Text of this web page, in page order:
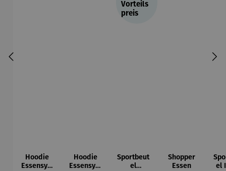
Hoodie
Essensym
Hoodie
Essensym
Vorteils
preis
Sportbeut
el
Shopper
Essen
el